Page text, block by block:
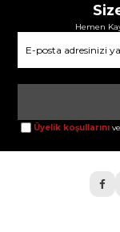
Hemen
Üyelik koşullarını ve